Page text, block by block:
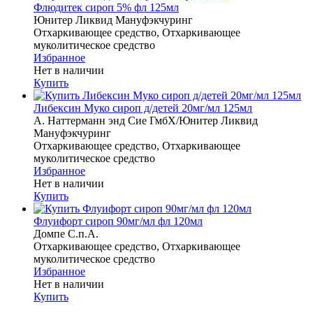
Флюдитек сироп 5% фл 125мл
Юнитер Ликвид Мануфэкчуринг
Отхаркивающее средство, Отхаркивающее
муколитическое средство
Избранное
Нет в наличии
Купить
Либексин Муко сироп д/детей 20мг/мл 125мл
А. Наттерманн энд Сие ГмбХ/Юнитер Ликвид
Мануфэкчуринг
Отхаркивающее средство, Отхаркивающее
муколитическое средство
Избранное
Нет в наличии
Купить
Флуифорт сироп 90мг/мл фл 120мл
Домпе С.п.А.
Отхаркивающее средство, Отхаркивающее
муколитическое средство
Избранное
Нет в наличии
Купить